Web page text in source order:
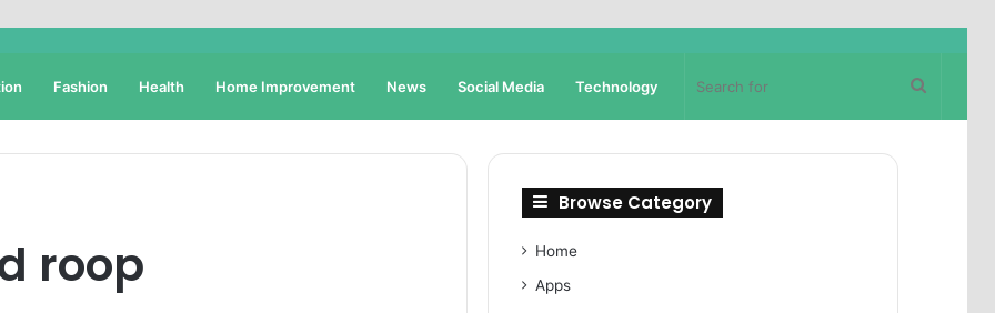
Fashion Health Home Improvement News Social Media Technology
roop
Browse Category
Home
Apps